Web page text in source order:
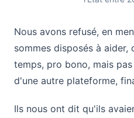
Nous avons refusé, en
sommes disposés à
temps, pro bono, mais
d'une autre plateforme,
Ils nous ont dit qu'ils